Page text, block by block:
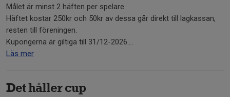
Målet är minst 2 häften per spelare.
Häftet kostar 250kr och 50kr av dessa går direkt till lagkassan,
resten till föreningen.
Kupongerna är giltiga till 31/12-2026....
Läs mer
Det håller cup